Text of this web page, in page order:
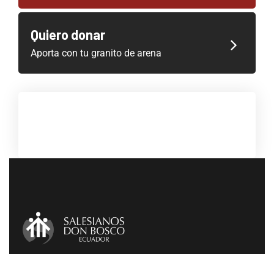
Quiero donar
Aporta con tu granito de arena